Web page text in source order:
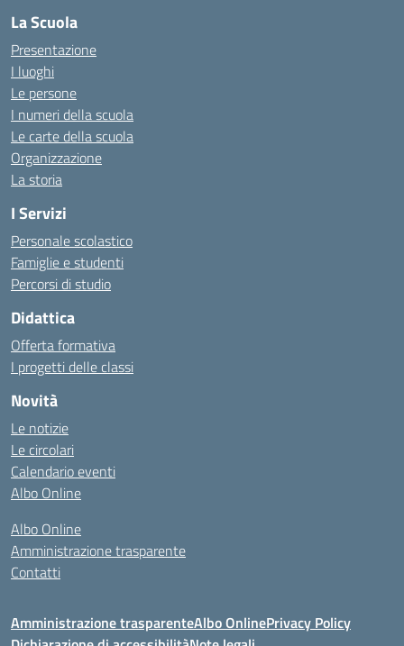
La Scuola
Presentazione
I luoghi
Le persone
I numeri della scuola
Le carte della scuola
Organizzazione
La storia
I Servizi
Personale scolastico
Famiglie e studenti
Percorsi di studio
Didattica
Offerta formativa
I progetti delle classi
Novità
Le notizie
Le circolari
Calendario eventi
Albo Online
Albo Online
Amministrazione trasparente
Contatti
Amministrazione trasparenteAlbo OnlinePrivacy Policy